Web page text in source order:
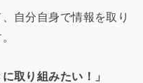
自分自身で情報を取り
取り組みたい！」